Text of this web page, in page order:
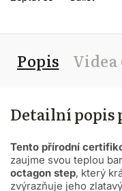
Popis Videa
Detailní popis
Tento přírodní
zaujme svou teplou
octagon step, který
zvýrazňuje jeho